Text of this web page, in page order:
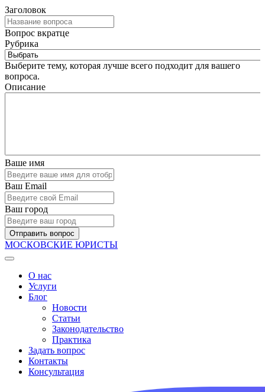
Заголовок
Вопрос вкратце
Рубрика
Выберите тему, которая лучше всего подходит для вашего
вопроса.
Описание
Ваше имя
Ваш Email
Ваш город
Отправить вопрос
МОСКОВСКИЕ ЮРИСТЫ
О нас
Услуги
Блог
Новости
Статьи
Законодательство
Практика
Задать вопрос
Контакты
Консультация